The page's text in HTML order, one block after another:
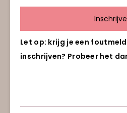
Let op: krijg je een
inschrijven? Probeer het